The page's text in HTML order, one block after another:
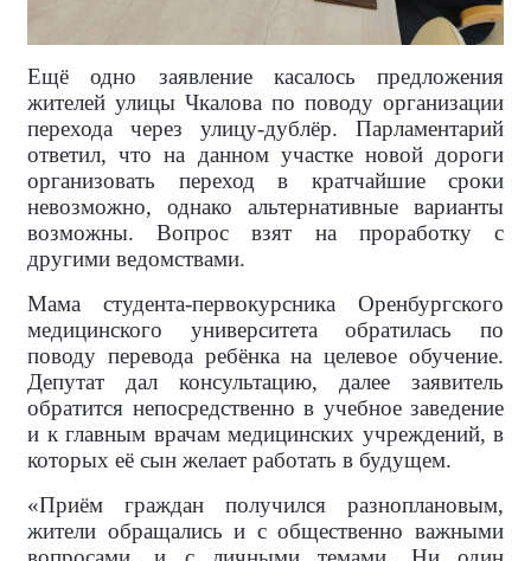
Ещё одно заявление касалось предложения
жителей улицы Чкалова по поводу организации
перехода через улицу-дублёр. Парламентарий
ответил, что на данном участке новой дороги
организовать переход в кратчайшие сроки
невозможно, однако альтернативные варианты
возможны. Вопрос взят на проработку с
другими ведомствами.
Мама студента-первокурсника Оренбургского
медицинского университета обратилась по
поводу перевода ребёнка на целевое обучение.
Депутат дал консультацию, далее заявитель
обратится непосредственно в учебное заведение
и к главным врачам медицинских учреждений, в
которых её сын желает работать в будущем.
«Приём граждан получился разноплановым,
жители обращались и с общественно важными